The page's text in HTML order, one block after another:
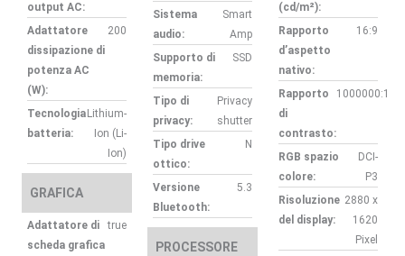
output AC:
Adattatore
dissipazione di
potenza AC
(W):
200
Tecnologia
batteria:
Lithium-
Ion (Li-
Ion)
GRAFICA
Adattatore di
scheda grafica
true
Sistema
audio:
Smart
Amp
Supporto di
memoria:
SSD
Tipo di
privacy:
Privacy
shutter
Tipo drive
ottico:
N
Versione
Bluetooth:
5.3
PROCESSORE
(cd/m²):
Rapporto
d’aspetto
nativo:
16:9
Rapporto
di
contrasto:
1000000:1
RGB spazio
colore:
DCI-
P3
Risoluzione
del display:
2880 x
1620
Pixel